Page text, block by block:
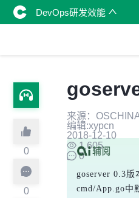
DevOps研发效能
0
0
来源：
编辑:xypcn
2018-12-10
1,605
0
goserver 0.3版
cmd/App.go中